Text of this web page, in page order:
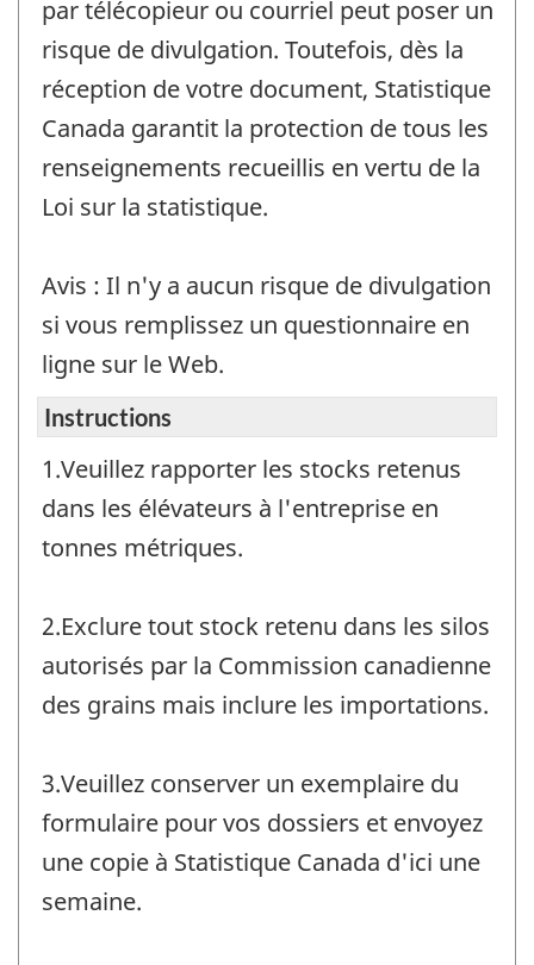
par télécopieur ou courriel peut poser un
risque de divulgation. Toutefois, dès la
réception de votre document, Statistique
Canada garantit la protection de tous les
renseignements recueillis en vertu de la
Loi sur la statistique.
Avis : Il n'y a aucun risque de divulgation
si vous remplissez un questionnaire en
ligne sur le Web.
Instructions
1.Veuillez rapporter les stocks retenus
dans les élévateurs à l'entreprise en
tonnes métriques.
2.Exclure tout stock retenu dans les silos
autorisés par la Commission canadienne
des grains mais inclure les importations.
3.Veuillez conserver un exemplaire du
formulaire pour vos dossiers et envoyez
une copie à Statistique Canada d'ici une
semaine.